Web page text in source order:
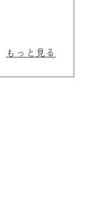
もっと見る